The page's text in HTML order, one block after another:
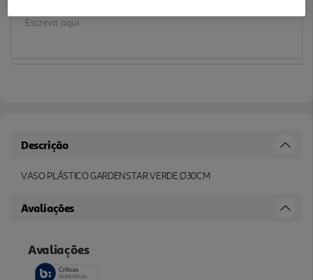
Descrição
VASO PLÁSTICO GARDENSTAR VERDE Ø30CM
Avaliações